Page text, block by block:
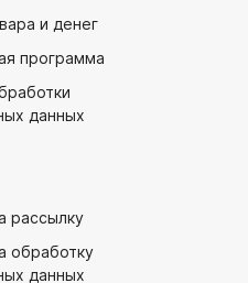
и денег
программа
данных
рассылку
обработку
данных